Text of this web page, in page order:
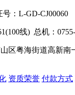
：L-GD-CJ00060
线) 总机：
区粤海街道高新
资质荣誉 付款方式